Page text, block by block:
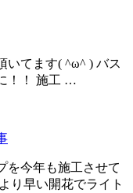
いてます( ^ω^ ) バス
！！ 施工 …
を今年も施工させて
り早い開花でライト